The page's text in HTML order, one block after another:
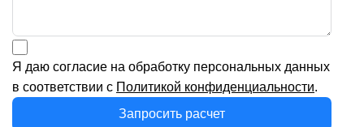
Я даю согласие на обработку персональных данных
в соответствии с Политикой конфиденциальности.
Запросить расчет